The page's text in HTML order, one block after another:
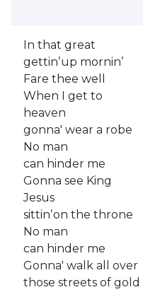
In that great
gettinʼup mornin’
Fare thee well
When I get to
heaven
gonna' wear a robe
No man
can hinder me
Gonna see King
Jesus
sittinʼon the throne
No man
can hinder me
Gonna' walk all over
those streets of gold